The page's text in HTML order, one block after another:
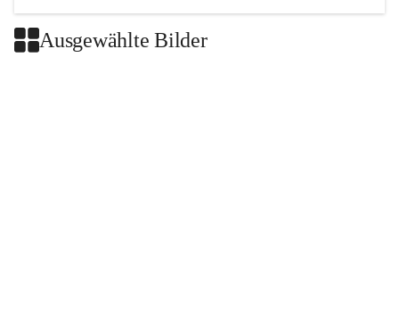
Ausgewählte Bilder